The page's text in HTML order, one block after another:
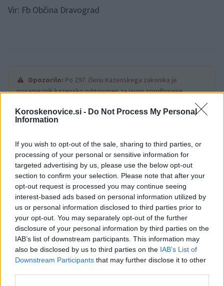
Koroskenovice.si - Do Not Process My Personal
Information
If you wish to opt-out of the sale, sharing to third parties, or
processing of your personal or sensitive information for
targeted advertising by us, please use the below opt-out
section to confirm your selection. Please note that after your
opt-out request is processed you may continue seeing
interest-based ads based on personal information utilized by
us or personal information disclosed to third parties prior to
your opt-out. You may separately opt-out of the further
disclosure of your personal information by third parties on the
IAB’s list of downstream participants. This information may
also be disclosed by us to third parties on the IAB’s List of
Downstream Participants that may further disclose it to other
Vir: Fb Občina Dravograd
Opozorilo: Po 297. členu Kazenskega zakonika je
posameznik kazensko odgovoren za javno spodbujanje
rasističnimi, diskriminatornimi ali nezakonitimi vsebinami bodo
odstranjeni. Pravila komentiranja →
Failed to fetch
Občine: Dravograd
Kategorije: Novice Novice
Ključne besede: božičkov nabiralnik
cerkev sv. Vida